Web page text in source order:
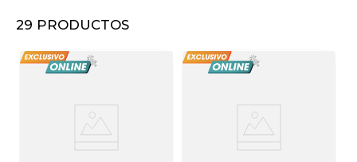
8.
audifonos
9.
stars
29 PRODUCTOS